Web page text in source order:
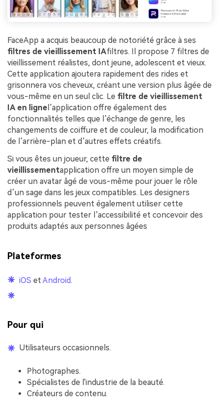
FaceApp a acquis beaucoup de notoriété grâce à ses
filtres de vieillissement IAfiltres. Il propose 7 filtres de
vieillissement réalistes, dont jeune, adolescent et vieux.
Cette application ajoutera rapidement des rides et
grisonnera vos cheveux, créant une version plus âgée de
vous-même en un seul clic. Le filtre de vieillissement
IA en ligne l’application offre également des
fonctionnalités telles que l’échange de genre, les
changements de coiffure et de couleur, la modification
de l’arrière-plan et d’autres effets créatifs.
Si vous êtes un joueur, cette filtre de
vieillissementapplication offre un moyen simple de
créer un avatar âgé de vous-même pour jouer le rôle
d’un sage dans les jeux compatibles. Les designers
professionnels peuvent également utiliser cette
application pour tester l’accessibilité et concevoir des
produits adaptés aux personnes âgées
Plateformes
iOS et Android.
Pour qui
Utilisateurs occasionnels.
Photographes.
Spécialistes de l'industrie de la beauté.
Créateurs de contenu.